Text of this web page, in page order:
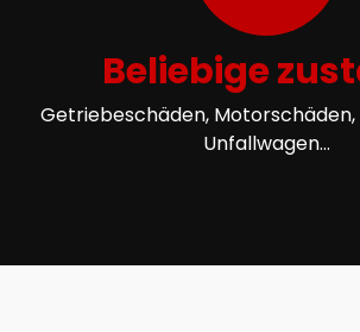
Beliebige
Getriebeschäden,
Unfallwagen...